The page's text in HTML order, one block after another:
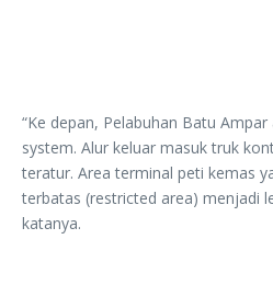
“Ke depan, Pelabuhan Batu
system. Alur keluar masuk truk
teratur. Area terminal peti kemas
terbatas (restricted area) menjadi
katanya.